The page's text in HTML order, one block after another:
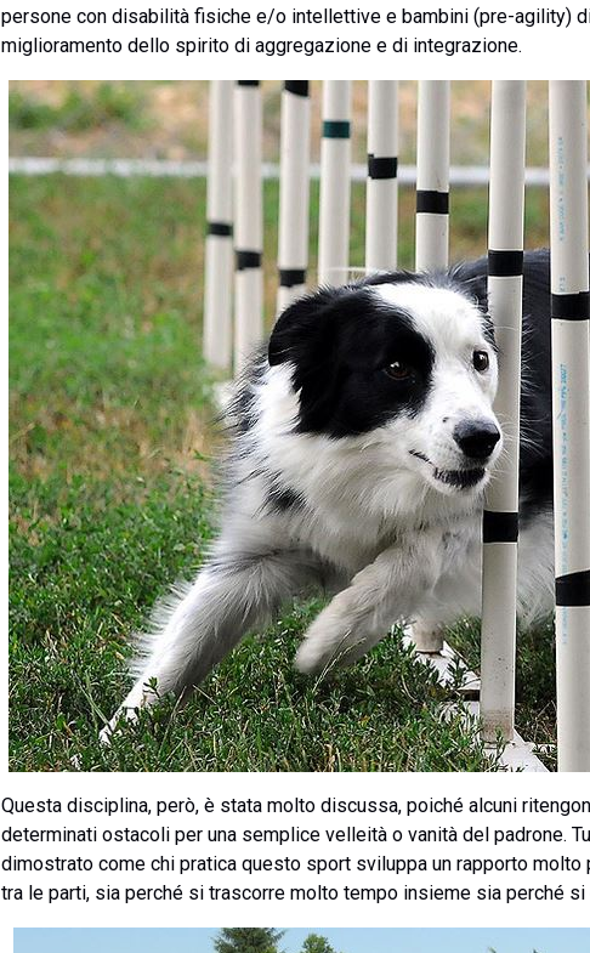
persone con disabilità fisiche e/o intellettive e bambini (pre-agility)
miglioramento dello spirito di aggregazione e di integrazione.
Questa disciplina, però, è stata molto discussa, poiché alcuni
determinati ostacoli per una semplice velleità o vanità del padrone.
dimostrato come chi pratica questo sport sviluppa un rapporto
tra le parti, sia perché si trascorre molto tempo insieme sia perché si